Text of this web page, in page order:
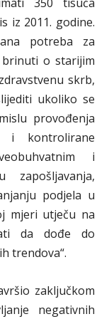
iz 2011. godine.
potreba za
o starijim
skrb,
ukoliko se
provođenja
i kontrolirane
i
podjela u
mjeri utječu na
da dođe do
trendova“.
zaključkom
negativnih